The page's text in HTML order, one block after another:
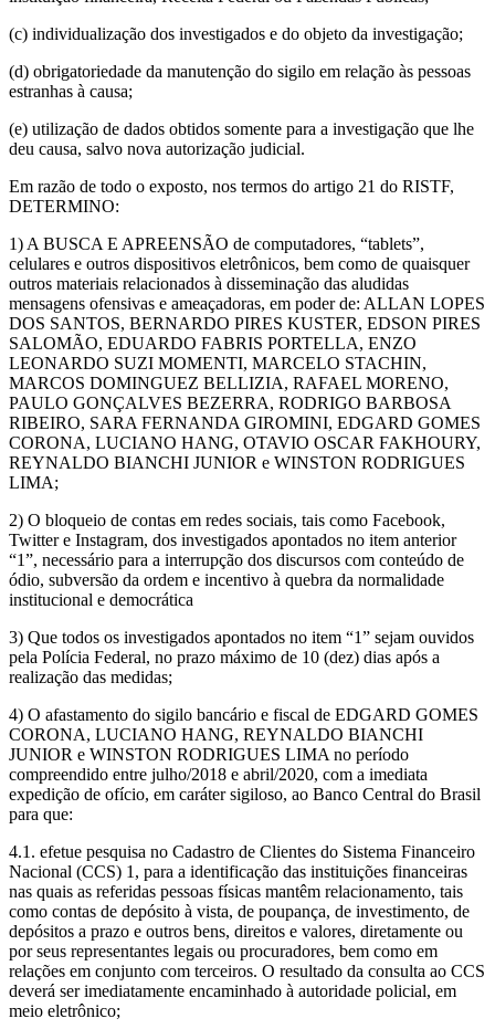
(c) individualização dos investigados e do objeto da investigação;
(d) obrigatoriedade da manutenção do sigilo em relação às pessoas
estranhas à causa;
(e) utilização de dados obtidos somente para a investigação que lhe
deu causa, salvo nova autorização judicial.
Em razão de todo o exposto, nos termos do artigo 21 do RISTF,
DETERMINO:
1) A BUSCA E APREENSÃO de computadores, “tablets”,
celulares e outros dispositivos eletrônicos, bem como de quaisquer
outros materiais relacionados à disseminação das aludidas
mensagens ofensivas e ameaçadoras, em poder de: ALLAN LOPES
DOS SANTOS, BERNARDO PIRES KUSTER, EDSON PIRES
SALOMÃO, EDUARDO FABRIS PORTELLA, ENZO
LEONARDO SUZI MOMENTI, MARCELO STACHIN,
MARCOS DOMINGUEZ BELLIZIA, RAFAEL MORENO,
PAULO GONÇALVES BEZERRA, RODRIGO BARBOSA
RIBEIRO, SARA FERNANDA GIROMINI, EDGARD GOMES
CORONA, LUCIANO HANG, OTAVIO OSCAR FAKHOURY,
REYNALDO BIANCHI JUNIOR e WINSTON RODRIGUES
LIMA;
2) O bloqueio de contas em redes sociais, tais como Facebook,
Twitter e Instagram, dos investigados apontados no item anterior
“1”, necessário para a interrupção dos discursos com conteúdo de
ódio, subversão da ordem e incentivo à quebra da normalidade
institucional e democrática
3) Que todos os investigados apontados no item “1” sejam ouvidos
pela Polícia Federal, no prazo máximo de 10 (dez) dias após a
realização das medidas;
4) O afastamento do sigilo bancário e fiscal de EDGARD GOMES
CORONA, LUCIANO HANG, REYNALDO BIANCHI
JUNIOR e WINSTON RODRIGUES LIMA no período
compreendido entre julho/2018 e abril/2020, com a imediata
expedição de ofício, em caráter sigiloso, ao Banco Central do Brasil
para que:
4.1. efetue pesquisa no Cadastro de Clientes do Sistema Financeiro
Nacional (CCS) 1, para a identificação das instituições financeiras
nas quais as referidas pessoas físicas mantêm relacionamento, tais
como contas de depósito à vista, de poupança, de investimento, de
depósitos a prazo e outros bens, direitos e valores, diretamente ou
por seus representantes legais ou procuradores, bem como em
relações em conjunto com terceiros. O resultado da consulta ao CCS
deverá ser imediatamente encaminhado à autoridade policial, em
meio eletrônico;